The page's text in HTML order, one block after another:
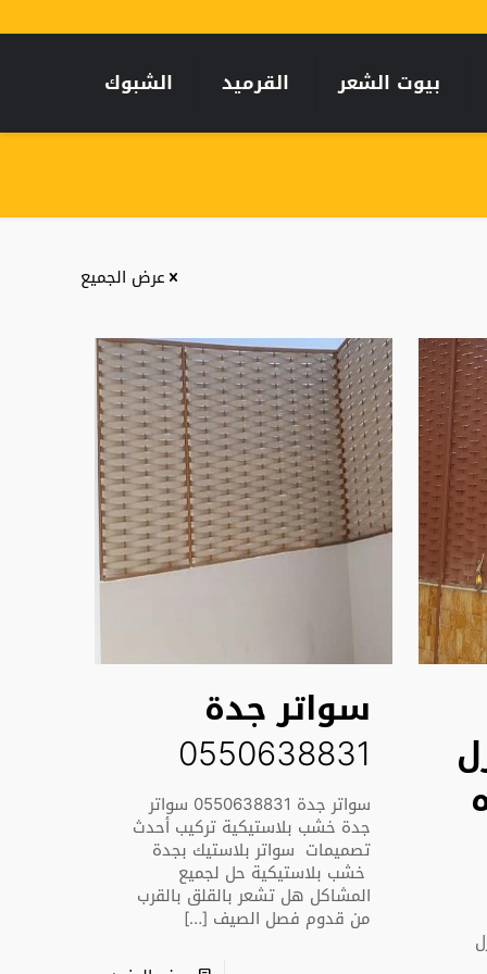
بيوت الشعر القرميد الشبوك
عرض الجميع
سواتر جدة
0550638831
سواتر جدة 0550638831 سواتر
جدة خشب بلاستيكية تركيب أحدث
تصميمات سواتر بلاستيك بجدة
خشب بلاستيكية حل لجميع
المشاكل هل تشعر بالقلق بالقرب
من قدوم فصل الصيف […]